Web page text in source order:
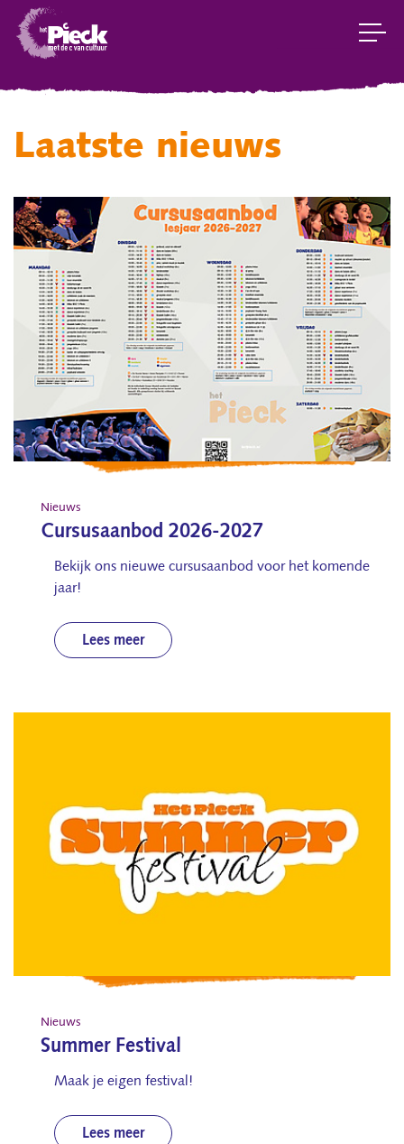
Laatste nieuws
Nieuws
Cursusaanbod 2026-2027
Bekijk ons nieuwe cursusaanbod voor het komende
jaar!
Lees meer
Nieuws
Summer Festival
Maak je eigen festival!
Lees meer